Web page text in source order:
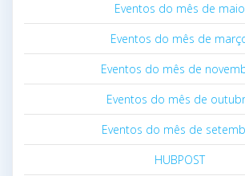
Eventos do mês de maio
Eventos do mês de
Eventos do mês de
Eventos do mês de
Eventos do mês de
HUBPOST